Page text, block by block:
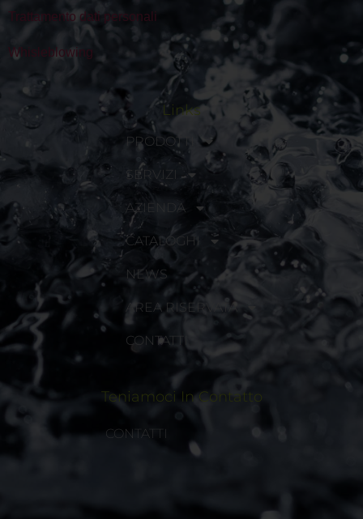
Trattamento dati personali
Whisleblowing
Links
PRODOTTI
SERVIZI
AZIENDA
CATALOGHI
NEWS
AREA RISERVATA
CONTATTI
Teniamoci In Contatto
CONTATTI